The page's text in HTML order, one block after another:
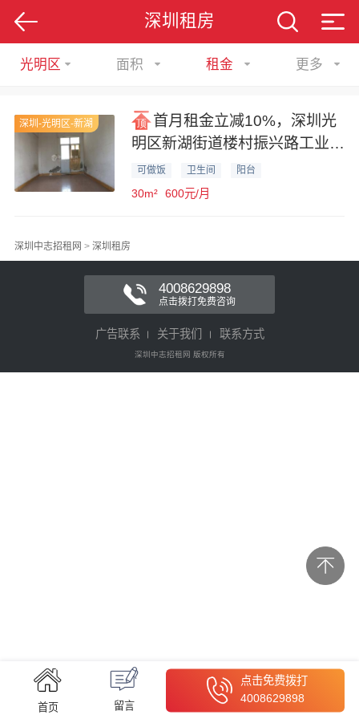
深圳租房
光明区 面积 租金 更多
深圳-光明区-新湖
首月租金立减10%，深圳光
明区新湖街道楼村振兴路工业园
内宿舍对外出租
可做饭 卫生间 阳台
30m² 600元/月
深圳中志招租网 > 深圳租房
首页 留言
点击免费拨打
4008629898
4008629898
点击拨打免费咨询
广告联系 关于我们 联系方式
深圳中志招租网 版权所有